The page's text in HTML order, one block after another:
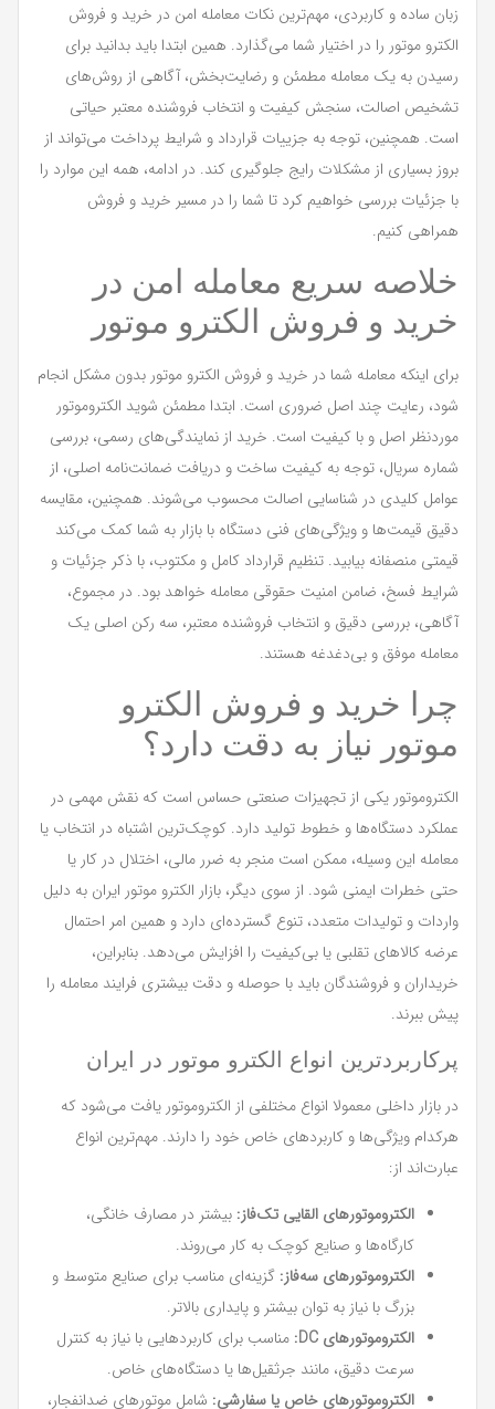
زبان ساده و کاربردی، مهم‌ترین نکات معامله امن در خرید و فروش
الکترو موتور را در اختیار شما می‌گذارد. همین ابتدا باید بدانید برای
رسیدن به یک معامله مطمئن و رضایت‌بخش، آگاهی از روش‌های
تشخیص اصالت، سنجش کیفیت و انتخاب فروشنده معتبر حیاتی
است. همچنین، توجه به جزییات قرارداد و شرایط پرداخت می‌تواند از
بروز بسیاری از مشکلات رایج جلوگیری کند. در ادامه، همه این موارد را
با جزئیات بررسی خواهیم کرد تا شما را در مسیر خرید و فروش
همراهی کنیم.
خلاصه سریع معامله امن در
خرید و فروش الکترو موتور
برای اینکه معامله شما در خرید و فروش الکترو موتور بدون مشکل انجام
شود، رعایت چند اصل ضروری است. ابتدا مطمئن شوید الکتروموتور
موردنظر اصل و با کیفیت است. خرید از نمایندگی‌های رسمی، بررسی
شماره سریال، توجه به کیفیت ساخت و دریافت ضمانت‌نامه اصلی، از
عوامل کلیدی در شناسایی اصالت محسوب می‌شوند. همچنین، مقایسه
دقیق قیمت‌ها و ویژگی‌های فنی دستگاه با بازار به شما کمک می‌کند
قیمتی منصفانه بیابید. تنظیم قرارداد کامل و مکتوب، با ذکر جزئیات و
شرایط فسخ، ضامن امنیت حقوقی معامله خواهد بود. در مجموع،
آگاهی، بررسی دقیق و انتخاب فروشنده معتبر، سه رکن اصلی یک
معامله موفق و بی‌دغدغه هستند.
چرا خرید و فروش الکترو
موتور نیاز به دقت دارد؟
الکتروموتور یکی از تجهیزات صنعتی حساس است که نقش مهمی در
عملکرد دستگاه‌ها و خطوط تولید دارد. کوچک‌ترین اشتباه در انتخاب یا
معامله این وسیله، ممکن است منجر به ضرر مالی، اختلال در کار یا
حتی خطرات ایمنی شود. از سوی دیگر، بازار الکترو موتور ایران به دلیل
واردات و تولیدات متعدد، تنوع گسترده‌ای دارد و همین امر احتمال
عرضه کالاهای تقلبی یا بی‌کیفیت را افزایش می‌دهد. بنابراین،
خریداران و فروشندگان باید با حوصله و دقت بیشتری فرایند معامله را
پیش ببرند.
پرکاربردترین انواع الکترو موتور در ایران
در بازار داخلی معمولا انواع مختلفی از الکتروموتور یافت می‌شود که
هرکدام ویژگی‌ها و کاربردهای خاص خود را دارند. مهم‌ترین انواع
عبارت‌اند از:
الکتروموتورهای القایی تک‌فاز: بیشتر در مصارف خانگی،
کارگاه‌ها و صنایع کوچک به کار می‌روند.
الکتروموتورهای سه‌فاز: گزینه‌ای مناسب برای صنایع متوسط و
بزرگ با نیاز به توان بیشتر و پایداری بالاتر.
الکتروموتورهای DC:
مناسب برای کاربردهایی با نیاز به کنترل
سرعت دقیق، مانند جرثقیل‌ها یا دستگاه‌های خاص.
الکتروموتورهای خاص یا سفارشی: شامل موتورهای ضدانفجار،